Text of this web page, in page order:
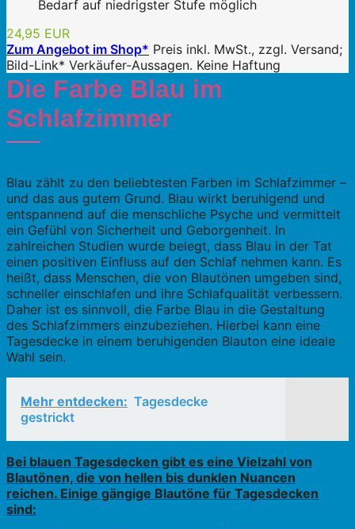
Bedarf auf niedrigster Stufe möglich
24,95 EUR
Zum Angebot im Shop* Preis inkl. MwSt., zzgl. Versand;
Bild-Link* Verkäufer-Aussagen. Keine Haftung
Die Farbe Blau im
Schlafzimmer
Blau zählt zu den beliebtesten Farben im Schlafzimmer –
und das aus gutem Grund. Blau wirkt beruhigend und
entspannend auf die menschliche Psyche und vermittelt
ein Gefühl von Sicherheit und Geborgenheit. In
zahlreichen Studien wurde belegt, dass Blau in der Tat
einen positiven Einfluss auf den Schlaf nehmen kann. Es
heißt, dass Menschen, die von Blautönen umgeben sind,
schneller einschlafen und ihre Schlafqualität verbessern.
Daher ist es sinnvoll, die Farbe Blau in die Gestaltung
des Schlafzimmers einzubeziehen. Hierbei kann eine
Tagesdecke in einem beruhigenden Blauton eine ideale
Wahl sein.
Mehr entdecken: Tagesdecke
gestrickt
Bei blauen Tagesdecken gibt es eine Vielzahl von
Blautönen, die von hellen bis dunklen Nuancen
reichen. Einige gängige Blautöne für Tagesdecken
sind: